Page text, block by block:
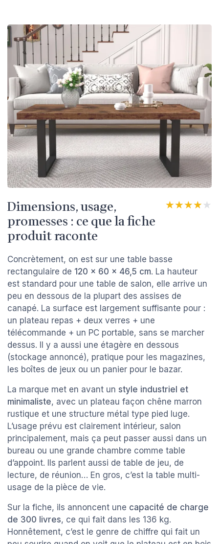
Dimensions, usage,
promesses : ce que la fiche
produit raconte
★★★★★
★★★★★
Concrètement, on est sur une table basse
rectangulaire de 120 x 60 x 46,5 cm. La hauteur
est standard pour une table de salon, elle arrive un
peu en dessous de la plupart des assises de
canapé. La surface est largement suffisante pour :
un plateau repas + deux verres + une
télécommande + un PC portable, sans se marcher
dessus. Il y a aussi une étagère en dessous
(stockage annoncé), pratique pour les magazines,
les boîtes de jeux ou un panier pour le bazar.
La marque met en avant un style industriel et
minimaliste, avec un plateau façon chêne marron
rustique et une structure métal type pied luge.
L’usage prévu est clairement intérieur, salon
principalement, mais ça peut passer aussi dans un
bureau ou une grande chambre comme table
d’appoint. Ils parlent aussi de table de jeu, de
lecture, de réunion… En gros, c’est la table multi-
usage de la pièce de vie.
Sur la fiche, ils annoncent une capacité de charge
de 300 livres, ce qui fait dans les 136 kg.
Honnêtement, c’est le genre de chiffre qui fait un